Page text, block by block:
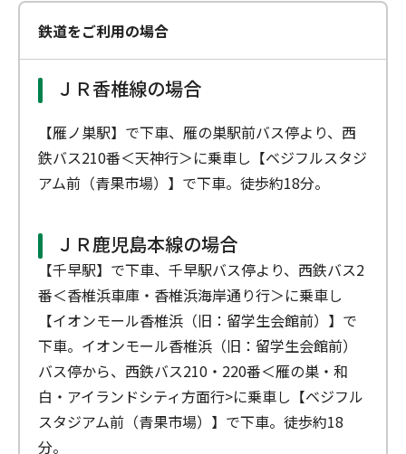
鉄道をご利用の場合
ＪＲ香椎線の場合
【雁ノ巣駅】で下車、雁の巣駅前バス停より、西
鉄バス210番＜天神行＞に乗車し【ベジフルスタジ
アム前（青果市場）】で下車。徒歩約18分。
ＪＲ鹿児島本線の場合
【千早駅】で下車、千早駅バス停より、西鉄バス2
番＜香椎浜車庫・香椎浜海岸通り行＞に乗車し
【イオンモール香椎浜（旧：留学生会館前）】で
下車。イオンモール香椎浜（旧：留学生会館前）
バス停から、西鉄バス210・220番＜雁の巣・和
白・アイランドシティ方面行>に乗車し【ベジフル
スタジアム前（青果市場）】で下車。徒歩約18
分。